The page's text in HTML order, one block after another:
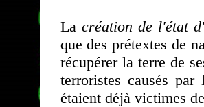
La création de l'état
que des prétextes de
récupérer la terre de
terroristes causés
étaient déjà victimes